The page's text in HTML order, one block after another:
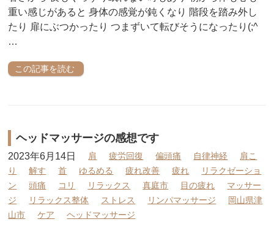
重い感じがあると 身体の感覚が鈍くなり 階段を踏み外し
たり 扉にぶつかったり つまずいて転びそうになったり(;^
…
この記事を読む
ヘッドマッサージの感想です
2023年6月14日 肩 疲労回復 偏頭痛 自律神経
肩こ
り
解す 首 ゆるめる 疲れ改善 疲れ
リラクゼーショ
ン
頭痛 コリ リラックス 真庭市 目の疲れ
マッサー
ジ
リラックス整体 ストレス リンパマッサージ
岡山県津
山市
ケア ヘッドマッサージ